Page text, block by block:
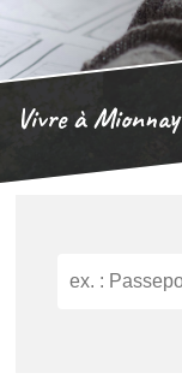
Vivre à Mionnay